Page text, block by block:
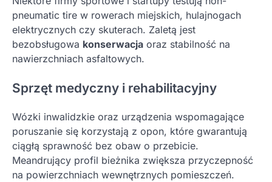
pneumatic tire w rowerach miejskich, hulajnogach
elektrycznych czy skuterach. Zaletą jest
bezobsługowa konserwacja oraz stabilność na
nawierzchniach asfaltowych.
Sprzęt medyczny i rehabilitacyjny
Wózki inwalidzkie oraz urządzenia wspomagające
poruszanie się korzystają z opon, które gwarantują
ciągłą sprawność bez obaw o przebicie.
Meandrujący profil bieżnika zwiększa przyczepność
na powierzchniach wewnętrznych pomieszczeń.